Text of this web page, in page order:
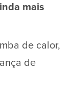
mais
de calor,
de